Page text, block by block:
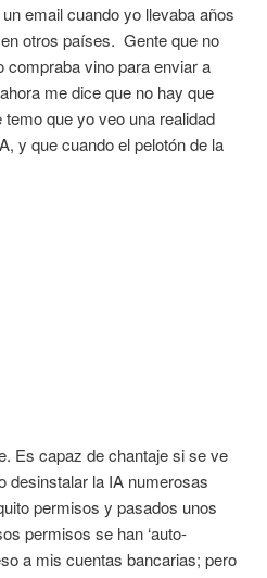
email cuando yo llevaba años
otros países. Gente que no
compraba vino para enviar a
me dice que no hay que
que yo veo una realidad
y que cuando el pelotón de la
Es capaz de chantaje si se ve
desinstalar la IA numerosas
permisos y pasados unos
permisos se han ‘auto-
a mis cuentas bancarias; pero